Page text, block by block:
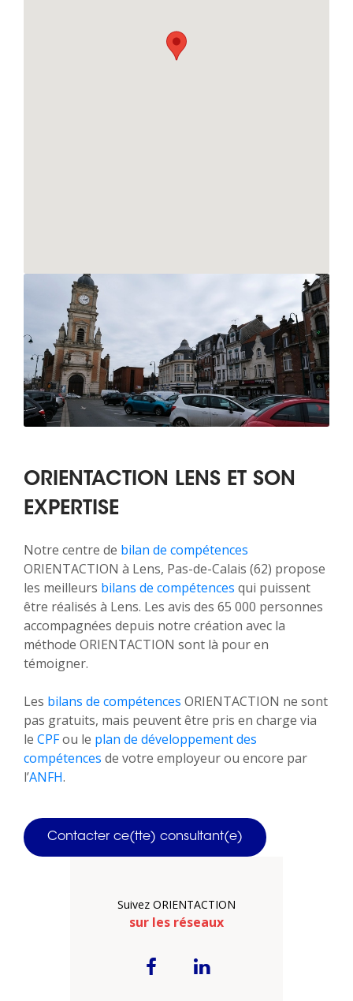
ORIENTACTION LENS ET SON
EXPERTISE
Notre centre de bilan de compétences
ORIENTACTION à Lens, Pas-de-Calais (62) propose
les meilleurs bilans de compétences qui puissent
être réalisés à Lens. Les avis des 65 000 personnes
accompagnées depuis notre création avec la
méthode ORIENTACTION sont là pour en
témoigner.
Les bilans de compétences ORIENTACTION ne sont
pas gratuits, mais peuvent être pris en charge via
le CPFou le plan de développement des
compétences de votre employeur ou encore par
l’ANFH.
Contacter ce(tte) consultant(e)
Suivez ORIENTACTION
sur les réseaux